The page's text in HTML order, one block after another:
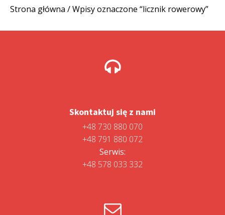
Strona główna / Wpisy oznaczone “licznik rowerowy”
Skontaktuj się z nami
+48 730 880 070
+48 791 880 072
Serwis:
+48 578 033 332